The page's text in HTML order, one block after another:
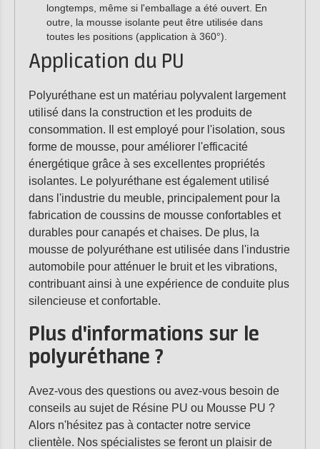
longtemps, même si l'emballage a été ouvert. En
outre, la mousse isolante peut être utilisée dans
toutes les positions (application à 360°).
Application du PU
Polyuréthane est un matériau polyvalent largement
utilisé dans la construction et les produits de
consommation. Il est employé pour l'isolation, sous
forme de mousse, pour améliorer l'efficacité
énergétique grâce à ses excellentes propriétés
isolantes. Le polyuréthane est également utilisé
dans l'industrie du meuble, principalement pour la
fabrication de coussins de mousse confortables et
durables pour canapés et chaises. De plus, la
mousse de polyuréthane est utilisée dans l'industrie
automobile pour atténuer le bruit et les vibrations,
contribuant ainsi à une expérience de conduite plus
silencieuse et confortable.
Plus d'informations sur le
polyuréthane ?
Avez-vous des questions ou avez-vous besoin de
conseils au sujet de Résine PU ou Mousse PU ?
Alors n'hésitez pas à contacter notre service
clientèle. Nos spécialistes se feront un plaisir de